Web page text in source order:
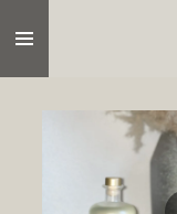
direct